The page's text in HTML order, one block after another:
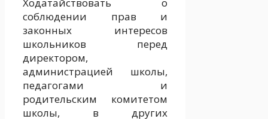
соблюдении прав и
законных интересов
школьников перед
директором,
администрацией школы,
педагогами и
родительским комитетом
школы, в других